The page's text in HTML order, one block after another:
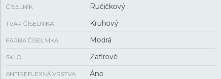
ČÍSELNÍK Ručičkový
TVAR ČÍSELNÍKA Kruhový
FARBA ČÍSELNÍKA Modrá
SKLO Zafírové
ANTIREFLEXNÁ VRSTVA Áno